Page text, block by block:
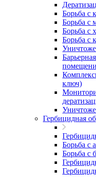
Борьба с
Борьба с
Борьба с
Борьба с
ключ)
Гербицидная
Борьба с
Борьба с